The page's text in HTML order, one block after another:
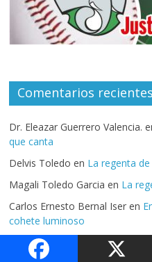
Comentarios
Dr. Eleazar Guerrero Valencia.
que canta
Delvis Toledo en La regenta
Magali Toledo Garcia en La
Carlos Ernesto Bernal Iser en
cohete luminoso